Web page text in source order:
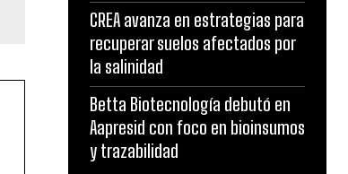
CREA avanza en estrategias para
recuperar suelos afectados por
la salinidad
Betta Biotecnología debutó en
Aapresid con foco en bioinsumos
y trazabilidad